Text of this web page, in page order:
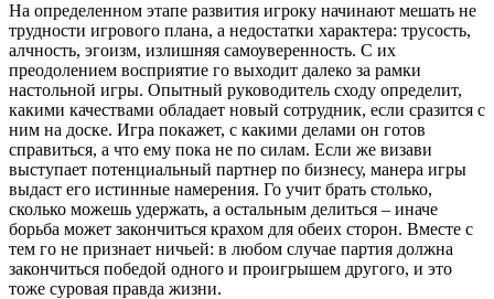
На определенном этапе развития игроку начинают мешать не
трудности игрового плана, а недостатки характера: трусость,
алчность, эгоизм, излишняя самоуверенность. С их
преодолением восприятие го выходит далеко за рамки
настольной игры. Опытный руководитель сходу определит,
какими качествами обладает новый сотрудник, если сразится с
ним на доске. Игра покажет, с какими делами он готов
справиться, а что ему пока не по силам. Если же визави
выступает потенциальный партнер по бизнесу, манера игры
выдаст его истинные намерения. Го учит брать столько,
сколько можешь удержать, а остальным делиться – иначе
борьба может закончиться крахом для обеих сторон. Вместе с
тем го не признает ничьей: в любом случае партия должна
закончиться победой одного и проигрышем другого, и это
тоже суровая правда жизни.